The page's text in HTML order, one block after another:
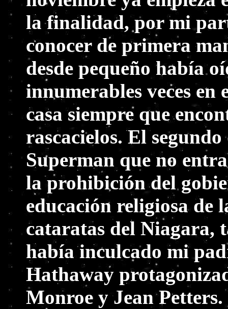
la finalidad, por mi
conocer de primera
desde pequeño había
innumerables veces
casa siempre que
rascacielos. El
Superman que no
la prohibición del
educación religiosa de
cataratas del Niagara,
había inculcado mi
Hathaway
Monroe y Jean Petters.